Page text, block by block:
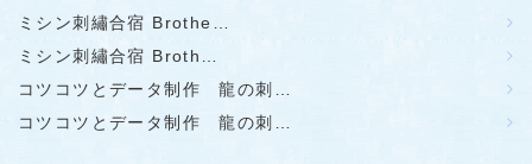
ミシン刺繡合宿 Brothe…
ミシン刺繡合宿 Broth…
コツコツとデータ制作 龍の刺…
コツコツとデータ制作 龍の刺…